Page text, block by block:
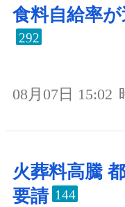
食料自給率
292
08月07日 15:02
火葬料高騰
要請 144